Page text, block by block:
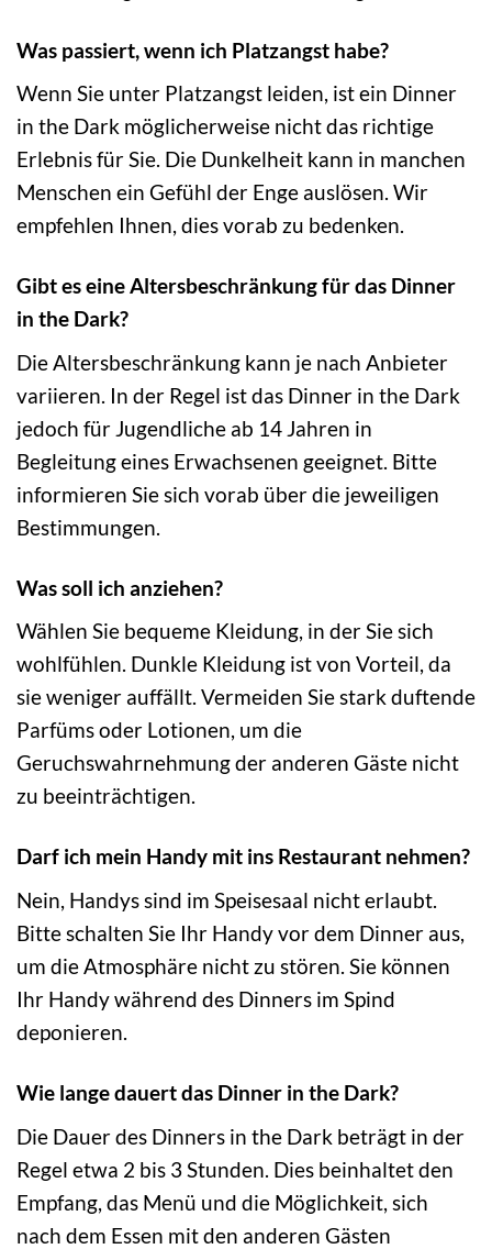
Was passiert, wenn ich Platzangst habe?
Wenn Sie unter Platzangst leiden, ist ein Dinner
in the Dark möglicherweise nicht das richtige
Erlebnis für Sie. Die Dunkelheit kann in manchen
Menschen ein Gefühl der Enge auslösen. Wir
empfehlen Ihnen, dies vorab zu bedenken.
Gibt es eine Altersbeschränkung für das Dinner
in the Dark?
Die Altersbeschränkung kann je nach Anbieter
variieren. In der Regel ist das Dinner in the Dark
jedoch für Jugendliche ab 14 Jahren in
Begleitung eines Erwachsenen geeignet. Bitte
informieren Sie sich vorab über die jeweiligen
Bestimmungen.
Was soll ich anziehen?
Wählen Sie bequeme Kleidung, in der Sie sich
wohlfühlen. Dunkle Kleidung ist von Vorteil, da
sie weniger auffällt. Vermeiden Sie stark duftende
Parfüms oder Lotionen, um die
Geruchswahrnehmung der anderen Gäste nicht
zu beeinträchtigen.
Darf ich mein Handy mit ins Restaurant nehmen?
Nein, Handys sind im Speisesaal nicht erlaubt.
Bitte schalten Sie Ihr Handy vor dem Dinner aus,
um die Atmosphäre nicht zu stören. Sie können
Ihr Handy während des Dinners im Spind
deponieren.
Wie lange dauert das Dinner in the Dark?
Die Dauer des Dinners in the Dark beträgt in der
Regel etwa 2 bis 3 Stunden. Dies beinhaltet den
Empfang, das Menü und die Möglichkeit, sich
nach dem Essen mit den anderen Gästen